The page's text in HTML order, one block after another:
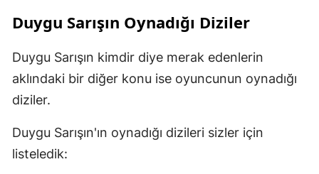
Duygu Sarışın Oynadığı Diziler
Duygu Sarışın kimdir diye merak edenlerin
aklındaki bir diğer konu ise oyuncunun oynadığı
diziler.
Duygu Sarışın'ın oynadığı dizileri sizler için
listeledik: